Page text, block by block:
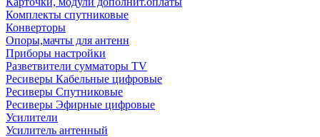
Комплекты спутниковые
Конверторы
Опоры,мачты для антенн
Приборы настройки
Разветвители сумматоры TV
Ресиверы Кабельные цифровые
Ресиверы Спутниковые
Ресиверы Эфирные цифровые
Усилители
Усилитель антенный